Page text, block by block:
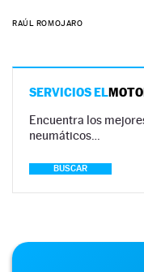
RAÚL ROMOJARO
SERVICIOS EL
Encuentra los
neumáticos…
BUSCAR